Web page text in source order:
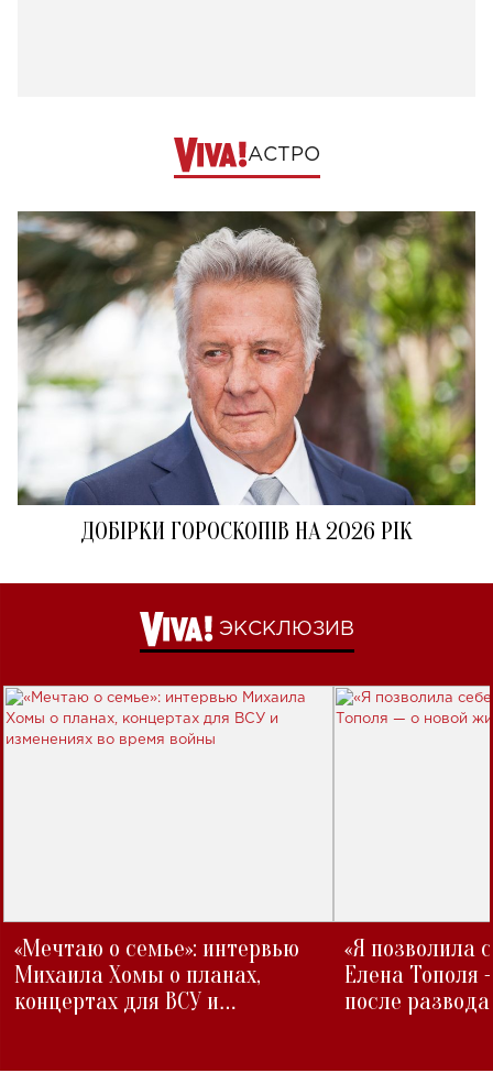
АСТРО
ДОБІРКИ ГОРОСКОПІВ НА 2026 РІК
ЭКСКЛЮЗИВ
«Мечтаю о семье»: интервью
Михаила Хомы о планах,
концертах для ВСУ и
«Я позволила
Елена Тополя
после развода